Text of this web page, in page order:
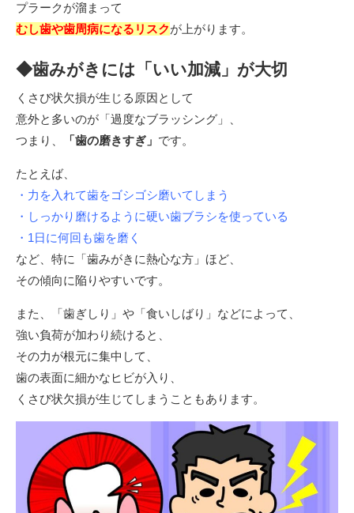
プラークが溜まって
むし歯や歯周病になるリスクが上がります。
◆歯みがきには「いい加減」が大切
くさび状欠損が生じる原因として
意外と多いのが「過度なブラッシング」、
つまり、
「歯の磨きすぎ」 です。
たとえば、
・力を入れて歯をゴシゴシ磨いてしまう
・しっかり磨けるように硬い歯ブラシを使っている
・1日に何回も歯を磨く
など、特に「歯みがきに熱心な方」ほど、
その傾向に陥りやすいです。
また、「歯ぎしり」や「食いしばり」などによって、
強い負荷が加わり続けると、
その力が根元に集中して、
歯の表面に細かなヒビが入り、
くさび状欠損が生じてしまうこともあります。